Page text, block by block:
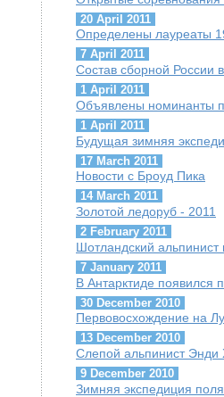
20 April 2011
Определены лауреаты
7 April 2011
Состав сборной России
1 April 2011
Объявлены номинанты
1 April 2011
Будущая зимняя
17 March 2011
Новости с Броуд Пика
14 March 2011
Золотой ледоруб - 2011
2 February 2011
Шотландский
7 January 2011
В Антарктиде появился
30 December 2010
Первовосхождение на
13 December 2010
Слепой альпинист Энди
9 December 2010
Зимняя экспедиция